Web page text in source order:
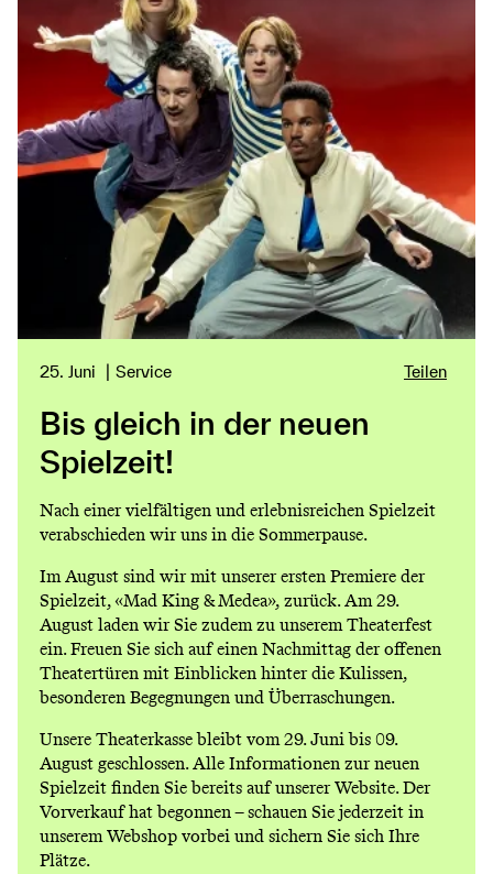
25. Juni Service Teilen
Bis gleich in der neuen
Spielzeit!
Nach einer vielfältigen und erlebnisreichen Spielzeit
verabschieden wir uns in die Sommerpause.
Im August sind wir mit unserer ersten Premiere der
Spielzeit,«Mad King & Medea», zurück. Am 29.
August laden wir Sie zudem zu unseremTheaterfest
ein. Freuen Sie sich auf einen Nachmittag der offenen
Theatertüren mit Einblicken hinter die Kulissen,
besonderen Begegnungen und Überraschungen.
Unsere Theaterkasse bleibt vom 29. Juni bis 09.
August geschlossen. Alle Informationen zur neuen
Spielzeit finden Sie bereits auf unserer Website. Der
Vorverkauf hat begonnen – schauen Sie jederzeit in
unseremWebshopvorbei und sichern Sie sich Ihre
Plätze.